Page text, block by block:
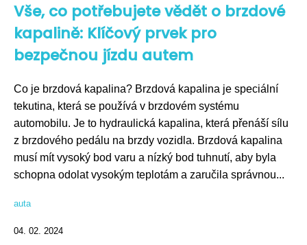
Vše, co potřebujete vědět o brzdové
kapalině: Klíčový prvek pro
bezpečnou jízdu autem
Co je brzdová kapalina? Brzdová kapalina je speciální
tekutina, která se používá v brzdovém systému
automobilu. Je to hydraulická kapalina, která přenáší sílu
z brzdového pedálu na brzdy vozidla. Brzdová kapalina
musí mít vysoký bod varu a nízký bod tuhnutí, aby byla
schopna odolat vysokým teplotám a zaručila správnou...
auta
04. 02. 2024